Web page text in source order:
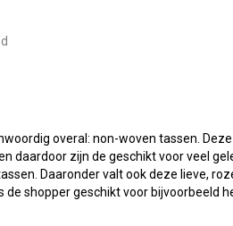
overal: non-woven tassen.
daardoor zijn de geschikt voor veel
Daaronder valt ook deze lieve,
shopper geschikt voor bijvoorbeeld